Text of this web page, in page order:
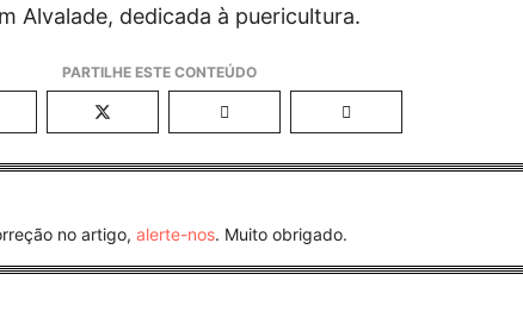
Alvalade, dedicada à puericultura.
no artigo,alerte-nos. Muito obrigado.